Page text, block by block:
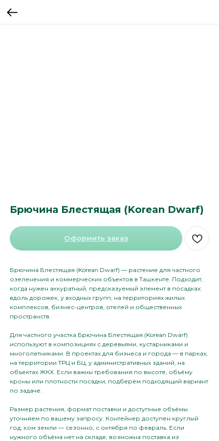
Брючина Блестящая (Korean Dwarf)
Оформить заказ
Брючина Блестящая (Korean Dwarf) — растение для частного
озеленения и коммерческих объектов в Ташкенте. Подходит,
когда нужен аккуратный, предсказуемый элемент в посадках:
вдоль дорожек, у входных групп, на территориях жилых
комплексов, бизнес-центров, отелей и общественных
пространств.
Для частного участка Брючина Блестящая (Korean Dwarf)
используют в композициях с деревьями, кустарниками и
многолетниками. В проектах для бизнеса и города — в парках,
на территории ТРЦ и БЦ, у административных зданий, на
объектах ЖКХ. Если важны требования по высоте, объёму
кроны или плотности посадки, подберём подходящий вариант
по задаче.
Размер растения, формат поставки и доступные объёмы
уточняем по вашему запросу. Контейнер доступен круглый
год; ком земли — сезонно, с октября по февраль. Если
нужного объёма нет на складе, возможна поставка из